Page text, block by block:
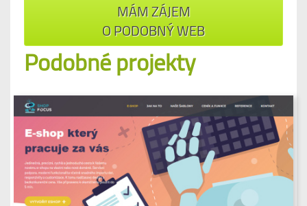
MÁM ZÁJEM
O PODOBNÝ WEB
Podobné projekty